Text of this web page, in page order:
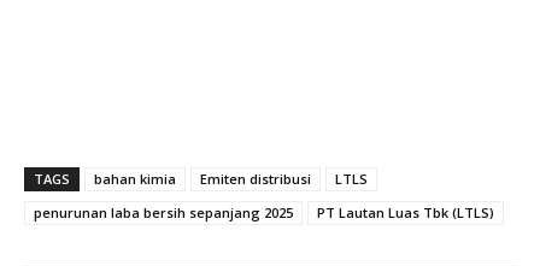
TAGS bahan kimia Emiten distribusi
LTLS
penurunan laba bersih sepanjang 2025
PT Lautan Luas Tbk (LTLS)